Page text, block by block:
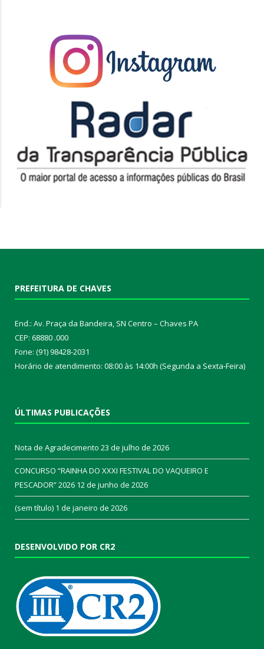
PREFEITURA DE CHAVES
End.: Av. Praça da Bandeira, SN Centro – Chaves PA
CEP: 68880 .000
Fone: (91) 98428-2031
Horário de atendimento: 08:00 às 14:00h (Segunda a Sexta-Feira)
ÚLTIMAS PUBLICAÇÕES
Nota de Agradecimento 23 de julho de 2026
CONCURSO “RAINHA DO XXXI FESTIVAL DO VAQUEIRO E
PESCADOR” 2026 12 de junho de 2026
(sem título) 1 de janeiro de 2026
DESENVOLVIDO POR CR2